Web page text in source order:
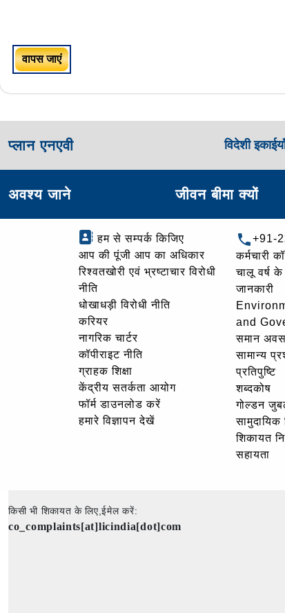
वापस जाएं
प्लान एनएवी विदेशी
अवश्य जाने जीवन बीमा क्यों
हम से सम्पर्क किजिए
आप की पूंजी आप का अधिकार
रिश्वतखोरी एवं भ्रष्टाचार विरोधी
नीति
धोखाधड़ी विरोधी नीति
करियर
नागरिक चार्टर
कॉपीराइट नीति
ग्राहक शिक्षा
केंद्रीय सतर्कता आयोग
फॉर्म डाउनलोड करें
हमारे विज्ञापन देखें
+91-
कर्मचारी
चालू वर्ष के
जानकारी
and
समान
सामान्य
प्रतिपुष्टि
शब्दकोष
गोल्‍डन
सामुदायिक
शिकायत
सहायता
किसी भी शिकायत के लिए,ईमेल करें:
co_complaints[at]licindia[dot]com